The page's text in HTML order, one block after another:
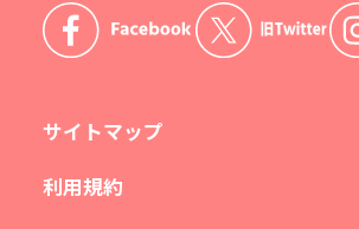
サイトマップ
利用規約